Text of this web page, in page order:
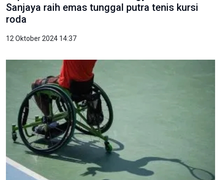
Sanjaya raih emas tunggal putra tenis kursi
roda
12 Oktober 2024 14:37